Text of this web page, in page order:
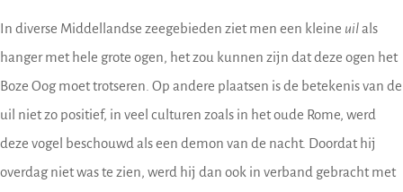
In diverse Middellandse zeegebieden ziet men een kleine uilals
hanger met hele grote ogen, het zou kunnen zijn dat deze ogen het
Boze Oog moet trotseren. Op andere plaatsen is de betekenis van de
uil niet zo positief, in veel culturen zoals in het oude Rome, werd
deze vogel beschouwd als een demon van de nacht. Doordat hij
overdag niet was te zien, werd hij dan ook in verband gebracht met